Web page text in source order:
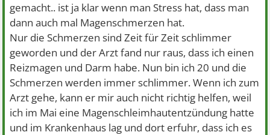
gemacht.. ist ja klar wenn man Stress hat, dass man
dann auch mal Magenschmerzen hat.
Nur die Schmerzen sind Zeit für Zeit schlimmer
geworden und der Arzt fand nur raus, dass ich einen
Reizmagen und Darm habe. Nun bin ich 20 und die
Schmerzen werden immer schlimmer. Wenn ich zum
Arzt gehe, kann er mir auch nicht richtig helfen, weil
ich im Mai eine Magenschleimhautentzündung hatte
und im Krankenhaus lag und dort erfuhr, dass ich es